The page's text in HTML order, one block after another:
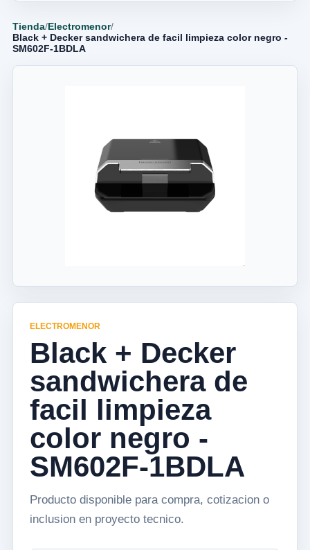
Tienda/Electromenor/
Black + Decker sandwichera de facil limpieza color negro -
SM602F-1BDLA
ELECTROMENOR
Black + Decker
sandwichera de
facil limpieza
color negro -
SM602F-1BDLA
Producto disponible para compra, cotizacion o
inclusion en proyecto tecnico.